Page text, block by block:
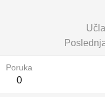
Poruka
0